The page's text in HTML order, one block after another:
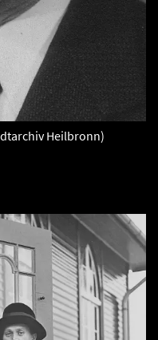
Heilbronn)